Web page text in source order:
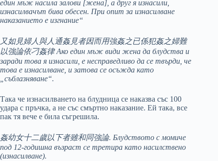
един мъж насила залови [жена], а друг я изнасили,
изнасилвачът бива обесен. При опит за изнасилване
наказанието е изгнание“
又如見婦人與人通姦見者因而用強姦之已係犯姦之婦難
以強論依刁姦律 Ако един мъж види жена да блудства и
заради това я изнасили, е несправедливо да се твърди, че
това е изнасилване, и затова се осъжда като
„съблазняване“.
Така че изнасилването на блудница се наказва със 100
удара с пръчка, а не със смъртно наказание. Ей така, все
пак тя вече е била съгрешила.
姦幼女十二歲以下者雖和同強論. Блудството с момиче
под 12-годишна възраст се третира като насилствено
(изнасилване).